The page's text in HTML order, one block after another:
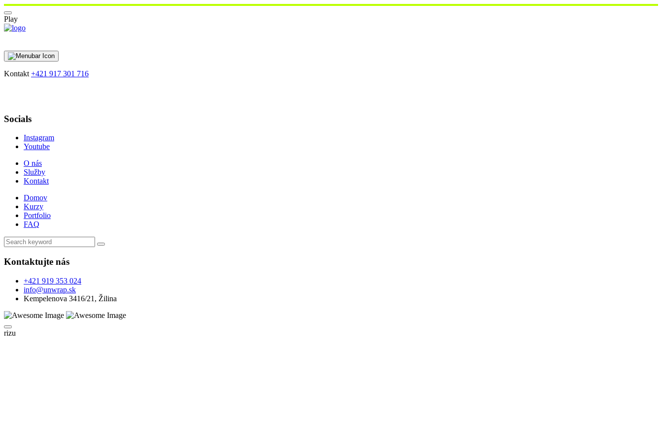
Play
Kontakt +421 917 301 716
Socials
Instagram
Youtube
O nás
Služby
Kontakt
Domov
Kurzy
Portfolio
FAQ
Kontaktujte nás
+421 919 353 024
info@unwrap.sk
Kempelenova 3416/21, Žilina
rizu